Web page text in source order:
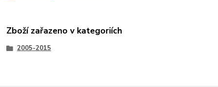
Zboží zařazeno v kategoriích
2005-2015